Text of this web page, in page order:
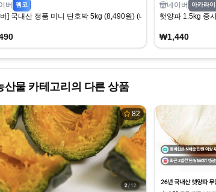
버 펨코
] 국내산 정품 미니 단호박 5kg (8,490원) (네멤무배)
네이버 아카라
햇양파 1.5kg 중
₩1,440
산물카테고리의 다른 상품
82